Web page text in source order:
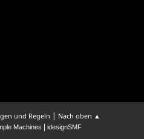
und Regeln | Nach oben ▲
Machines idesignSMF